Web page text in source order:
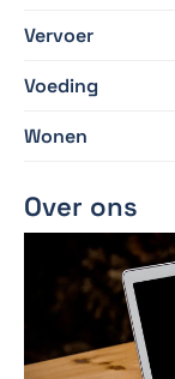
Vervoer
Voeding
Wonen
Over ons